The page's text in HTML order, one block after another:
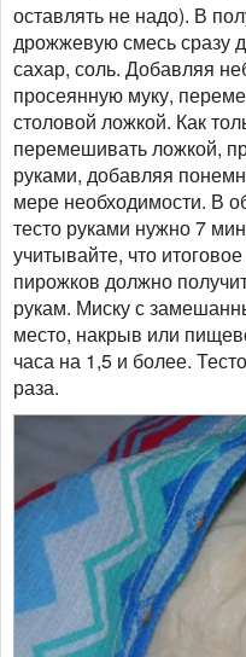
оставлять не надо). В
дрожжевую смесь сразу
сахар, соль. Добавляя
просеянную муку,
столовой ложкой. Как
перемешивать ложкой,
руками, добавляя
мере необходимости. В
тесто руками нужно 7
учитывайте, что
пирожков должно
рукам. Миску с
место, накрыв или
часа на 1,5 и более.
раза.